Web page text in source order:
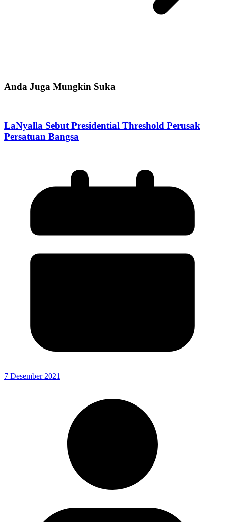
Anda Juga Mungkin Suka
LaNyalla Sebut Presidential Threshold Perusak
Persatuan Bangsa
7 Desember 2021